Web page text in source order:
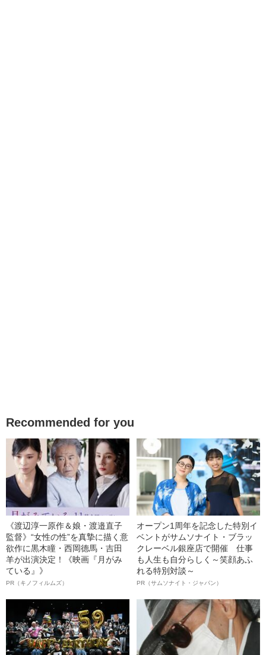
Recommended for you
《渡辺淳一原作＆娘・渡邉直子
監督》“女性の性”を真摯に描く意
欲作に黒木瞳・西岡德馬・吉田
羊が出演決定！《映画『月がみ
ている』》
PR（キノフィルムズ）
オープン1周年を記念した特別イ
ベントがサムソナイト・ブラッ
クレーベル銀座店で開催 仕事
も人生も自分らしく～笑顔あふ
れる特別対談～
PR（サムソナイト・ジャパン）